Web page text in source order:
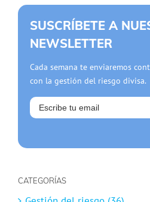
SUSCRÍBETE A
NEWSLETTER
Cada semana te enviaremos
con la gestión del riesgo divisa.
CATEGORÍAS